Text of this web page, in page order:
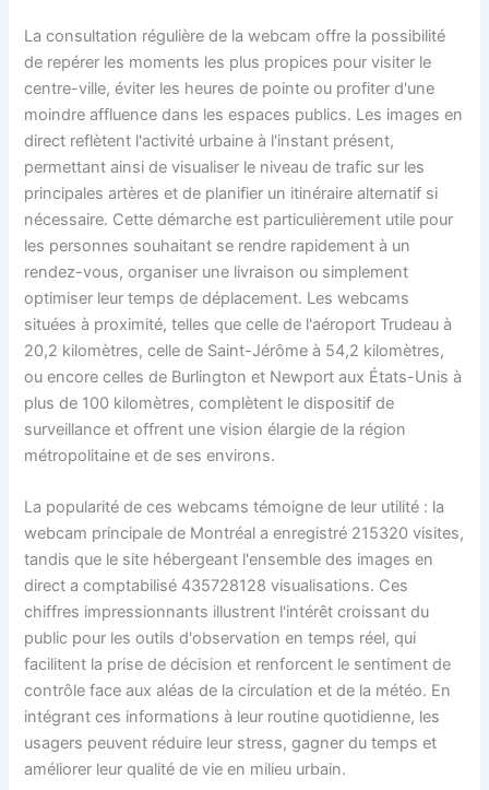
La consultation régulière de la webcam offre la possibilité
de repérer les moments les plus propices pour visiter le
centre-ville, éviter les heures de pointe ou profiter d'une
moindre affluence dans les espaces publics. Les images en
direct reflètent l'activité urbaine à l'instant présent,
permettant ainsi de visualiser le niveau de trafic sur les
principales artères et de planifier un itinéraire alternatif si
nécessaire. Cette démarche est particulièrement utile pour
les personnes souhaitant se rendre rapidement à un
rendez-vous, organiser une livraison ou simplement
optimiser leur temps de déplacement. Les webcams
situées à proximité, telles que celle de l'aéroport Trudeau à
20,2 kilomètres, celle de Saint-Jérôme à 54,2 kilomètres,
ou encore celles de Burlington et Newport aux États-Unis à
plus de 100 kilomètres, complètent le dispositif de
surveillance et offrent une vision élargie de la région
métropolitaine et de ses environs.
La popularité de ces webcams témoigne de leur utilité : la
webcam principale de Montréal a enregistré 215320 visites,
tandis que le site hébergeant l'ensemble des images en
direct a comptabilisé 435728128 visualisations. Ces
chiffres impressionnants illustrent l'intérêt croissant du
public pour les outils d'observation en temps réel, qui
facilitent la prise de décision et renforcent le sentiment de
contrôle face aux aléas de la circulation et de la météo. En
intégrant ces informations à leur routine quotidienne, les
usagers peuvent réduire leur stress, gagner du temps et
améliorer leur qualité de vie en milieu urbain.